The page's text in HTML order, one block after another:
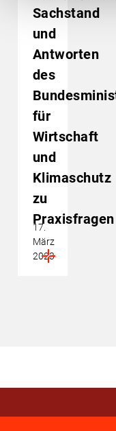
Sachstand
und
Antworten
des
für
Wirtschaft
und
Klimaschutz
zu
Praxisfragen
17.
März
2023